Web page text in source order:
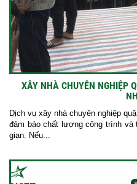
XÂY NHÀ CHUYÊN NGHIỆP
Dịch vụ xây nhà chuyên nghiệp
đảm bảo chất lượng công trình
gian. Nếu...